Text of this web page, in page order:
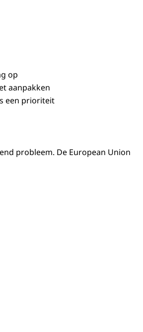
op
aanpakken
een prioriteit
probleem. De European Union